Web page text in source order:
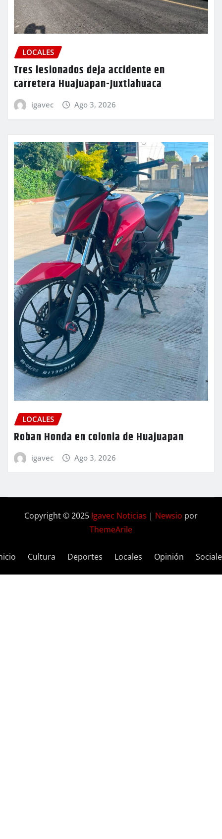
LOCALES
Tres lesionados deja accidente en
carretera Huajuapan-Juxtlahuaca
igavec Ago 3, 2026
LOCALES
Roban Honda en colonia de Huajuapan
igavec Ago 3, 2026
Copyright © 2025 Igavec Noticias | Newsio por
ThemeArile
Cultura Deportes Locales Opinión